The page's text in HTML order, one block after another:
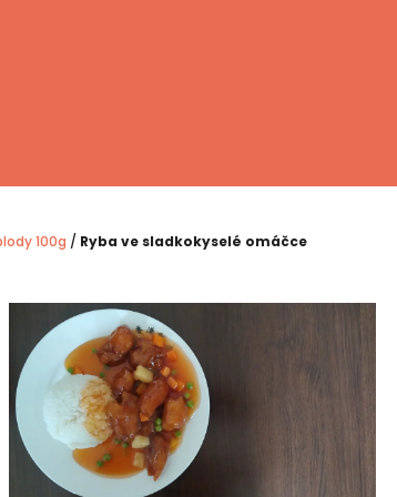
100g / Ryba ve sladkokyselé omáčce